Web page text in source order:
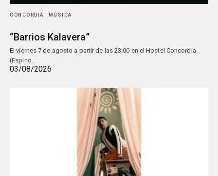
CONCORDIA MÚSICA
“Barrios Kalavera”
El viernes 7 de agosto a partir de las 23:00 en el Hostel Concordia
(Espino…
03/08/2026